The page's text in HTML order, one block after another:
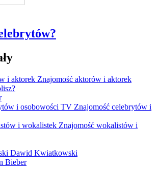
Znajomość aktorów i aktorek
Znajomość celebrytów i
Znajomość wokalistów i
Dawid Kwiatkowski
Bieber